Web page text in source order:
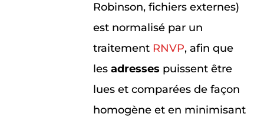
Robinson, fichiers externes)
est normalisé par un
traitement RNVP, afin que
les adresses puissent être
lues et comparées de façon
homogène et en minimisant